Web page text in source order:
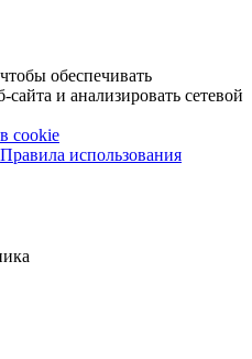
обеспечивать
и анализировать сетевой
cookie
Правила использования